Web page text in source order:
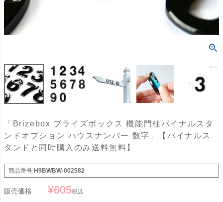
「Brizebox ブライズボックス 機能門柱バイナルスタ
ンドオプション ハウスナンバー 数字」【バイナルス
タンドと同時購入のみ送料無料】
商品番号 H9BWBW-002582
販売価格 ¥605税込